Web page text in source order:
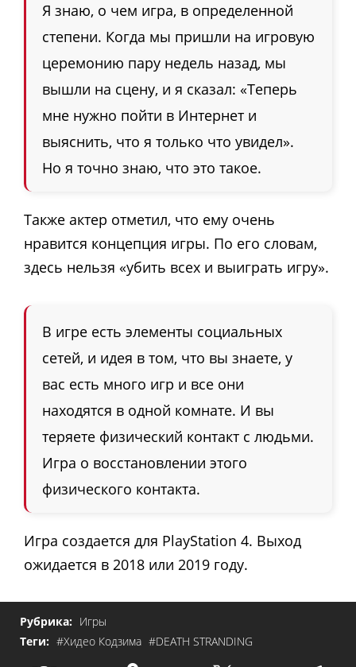
Я знаю, о чем игра, в определенной
степени. Когда мы пришли на игровую
церемонию пару недель назад, мы
вышли на сцену, и я сказал: «Теперь
мне нужно пойти в Интернет и
выяснить, что я только что увидел».
Но я точно знаю, что это такое.
Также актер отметил, что ему очень
нравится концепция игры. По его словам,
здесь нельзя «убить всех и выиграть игру».
В игре есть элементы социальных
сетей, и идея в том, что вы знаете, у
вас есть много игр и все они
находятся в одной комнате. И вы
теряете физический контакт с людьми.
Игра о восстановлении этого
физического контакта.
Игра создается для PlayStation 4. Выход
ожидается в 2018 или 2019 году.
Рубрика: Игры
Теги: #Хидео Кодзима #DEATH STRANDING